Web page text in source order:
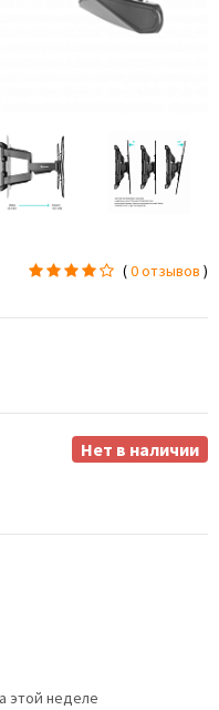
(0 отзывов )
Нет в наличии
этой неделе